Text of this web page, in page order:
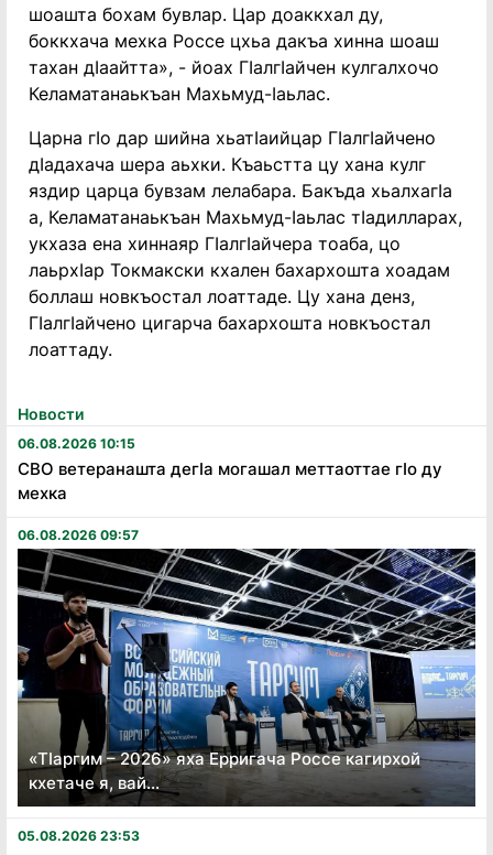
Новости
06.08.2026 10:15
СВО ветеранашта дегӏа могашал меттаоттае гӏо ду
мехка
06.08.2026 09:57
«Тӏаргим – 2026» яха Ерригача Россе кагирхой
кхетаче я, вай...
05.08.2026 23:53
шоашта бохам бувлар. Цар доаккхал ду,
боккхача мехка Россе цхьа дакъа хинна шоаш
тахан дӀаайтта», - йоах ГӀалгӀайчен кулгалхочо
Келаматанаькъан Махьмуд-Ӏаьлас.
Царна гӀо дар шийна хьатӀаийцар ГӀалгӀайчено
дӀадахача шера аьхки. Къаьстта цу хана кулг
яздир царца бувзам лелабара. Бакъда хьалхагӀа
а, Келаматанаькъан Махьмуд-Ӏаьлас тӀадилларах,
укхаза ена хиннаяр ГӀалгӀайчера тоаба, цо
лаьрхӀар Токмакски кхален бахархошта хоадам
боллаш новкъостал лоаттаде. Цу хана денз,
ГӀалгӀайчено цигарча бахархошта новкъостал
лоаттаду.